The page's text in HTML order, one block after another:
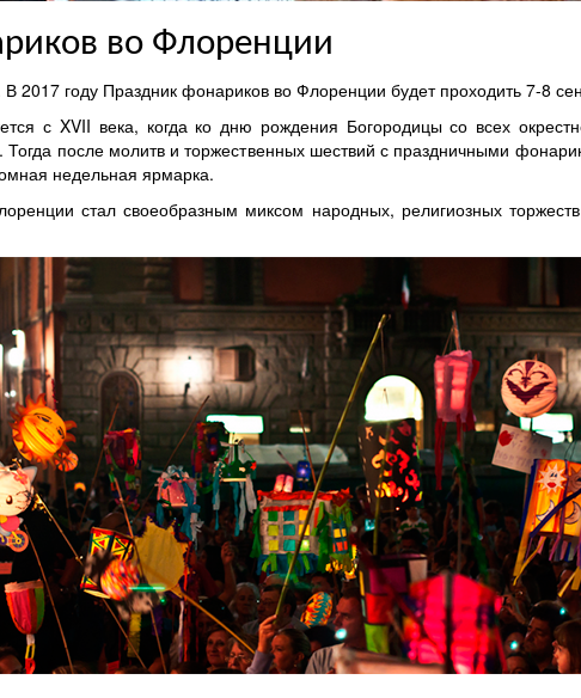
во Флоренции
2017 году Праздник фонариков во Флоренции будет проходить 7-8
с XVII века, когда ко дню рождения Богородицы со всех
после молитв и торжественных шествий с праздничными
недельная ярмарка.
стал своеобразным миксом народных, религиозных